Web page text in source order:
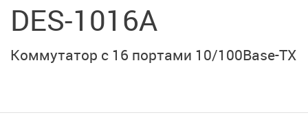
DES-1016A
Коммутатор с 16 портами 10/100Base-TX